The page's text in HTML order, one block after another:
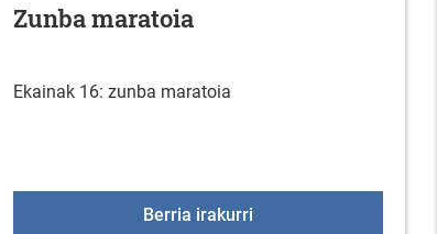
Zunba maratoia
Ekainak 16: zunba maratoia
Berria irakurriZunba maratoia